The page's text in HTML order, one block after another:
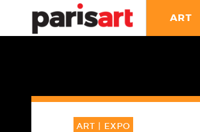
ART
ART | EXPO